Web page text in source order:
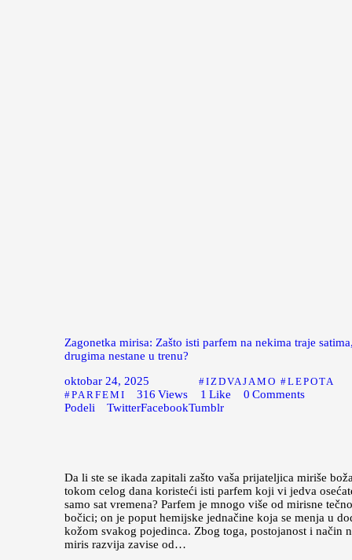
Zagonetka mirisa: Zašto isti parfem na nekima traje
drugima nestane u trenu?
oktobar 24, 2025
IZDVAJAMO
LEPOTA
PARFEMI
316 Views 1 Like 0 Comments
Podeli
TwitterFacebookTumblr
Da li ste se ikada zapitali zašto vaša prijateljica miriše
tokom celog dana koristeći isti parfem koji vi jedva
samo sat vremena? Parfem je mnogo više od mirisne
bočici; on je poput hemijske jednačine koja se menja u
kožom svakog pojedinca. Zbog toga, postojanost i način
miris razvija zavise od…